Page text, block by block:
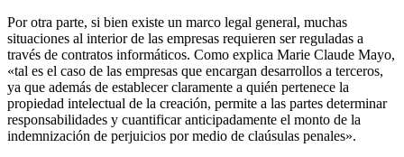
Por otra parte, si bien existe un marco legal general, muchas
situaciones al interior de las empresas requieren ser reguladas a
través de contratos informáticos. Como explica Marie Claude Mayo,
«tal es el caso de las empresas que encargan desarrollos a terceros,
ya que además de establecer claramente a quién pertenece la
propiedad intelectual de la creación, permite a las partes determinar
responsabilidades y cuantificar anticipadamente el monto de la
indemnización de perjuicios por medio de claúsulas penales».